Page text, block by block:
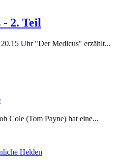
2. Teil
Uhr "Der Medicus" erzählt...
Cole (Tom Payne) hat eine...